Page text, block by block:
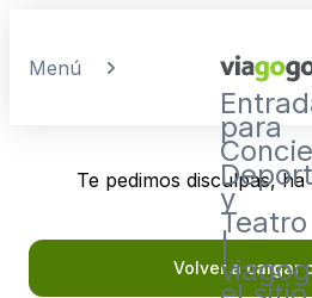
Menú
para
y
Teatro
|
Te pedimos disculpas,
Volver a cargar